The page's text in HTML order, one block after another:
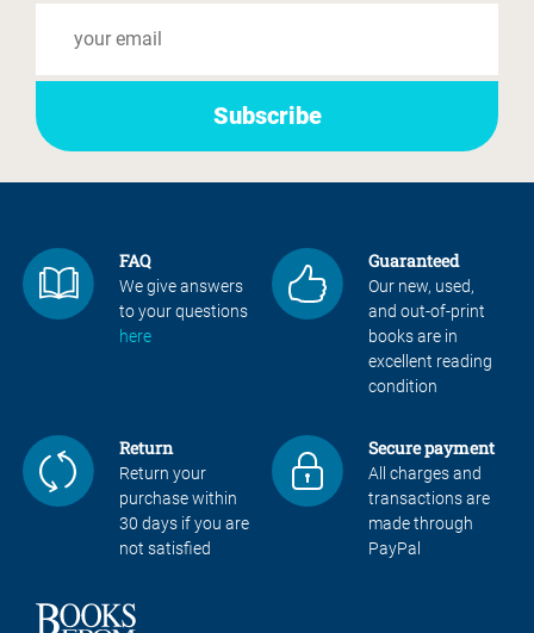
FAQ
We give answers
to your questions
here
Guaranteed
Our new, used,
and out-of-print
books are in
excellent reading
condition
Return
Return your
purchase within
30 days if you are
not satisfied
Secure payment
All charges and
transactions are
made through
PayPal